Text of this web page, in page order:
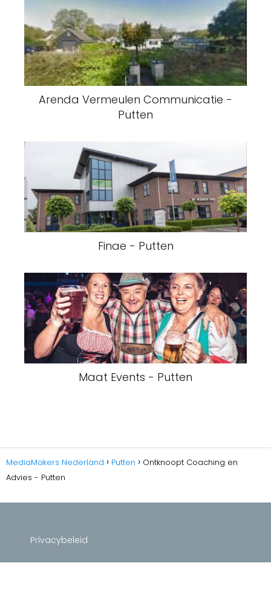
Arenda Vermeulen Communicatie -
Putten
Finae - Putten
Maat Events - Putten
MediaMakers Nederland Putten
Ontknoopt Coaching en
Advies - Putten
Privacybeleid